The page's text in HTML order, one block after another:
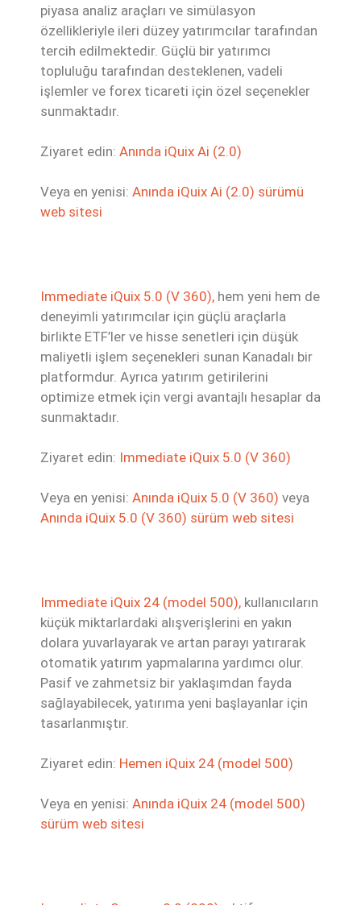
piyasa analiz araçları ve simülasyon
özellikleriyle ileri düzey yatırımcılar tarafından
tercih edilmektedir. Güçlü bir yatırımcı
topluluğu tarafından desteklenen, vadeli
işlemler ve forex ticareti için özel seçenekler
sunmaktadır.
Ziyaret edin: Anında iQuix Ai (2.0)
Veya en yenisi: Anında iQuix Ai (2.0) sürümü
web sitesi
Immediate iQuix 5.0 (V 360), hem yeni hem de
deneyimli yatırımcılar için güçlü araçlarla
birlikte ETF’ler ve hisse senetleri için düşük
maliyetli işlem seçenekleri sunan Kanadalı bir
platformdur. Ayrıca yatırım getirilerini
optimize etmek için vergi avantajlı hesaplar da
sunmaktadır.
Ziyaret edin: Immediate iQuix 5.0 (V 360)
Veya en yenisi: Anında iQuix 5.0 (V 360) veya
Anında iQuix 5.0 (V 360) sürüm web sitesi
Immediate iQuix 24 (model 500), kullanıcıların
küçük miktarlardaki alışverişlerini en yakın
dolara yuvarlayarak ve artan parayı yatırarak
otomatik yatırım yapmalarına yardımcı olur.
Pasif ve zahmetsiz bir yaklaşımdan fayda
sağlayabilecek, yatırıma yeni başlayanlar için
tasarlanmıştır.
Ziyaret edin: Hemen iQuix 24 (model 500)
Veya en yenisi: Anında iQuix 24 (model 500)
sürüm web sitesi